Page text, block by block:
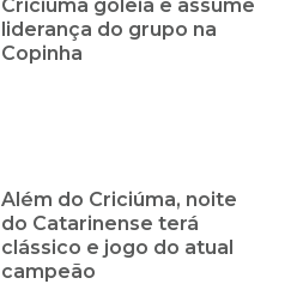
Criciúma goleia e assume
liderança do grupo na
Copinha
Além do Criciúma, noite
do Catarinense terá
clássico e jogo do atual
campeão